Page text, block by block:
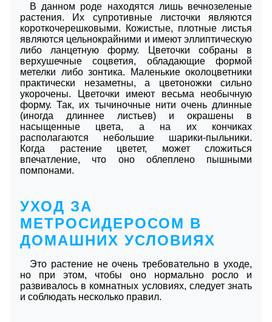
В данном роде находятся лишь вечнозеленые
растения. Их супротивные листочки являются
короткочерешковыми. Кожистые, плотные листья
являются цельнокрайними и имеют эллиптическую
либо ланцетную форму. Цветочки собраны в
верхушечные соцветия, обладающие формой
метелки либо зонтика. Маленькие околоцветники
практически незаметны, а цветоножки сильно
укорочены. Цветочки имеют весьма необычную
форму. Так, их тычиночные нити очень длинные
(иногда длиннее листьев) и окрашены в
насыщенные цвета, а на их кончиках
располагаются небольшие шарики-пыльники.
Когда растение цветет, может сложиться
впечатление, что оно облеплено пышными
помпонами.
УХОД ЗА
МЕТРОСИДЕРОСОМ В
ДОМАШНИХ УСЛОВИЯХ
Это растение не очень требовательно в уходе,
но при этом, чтобы оно нормально росло и
развивалось в комнатных условиях, следует знать
и соблюдать несколько правил.